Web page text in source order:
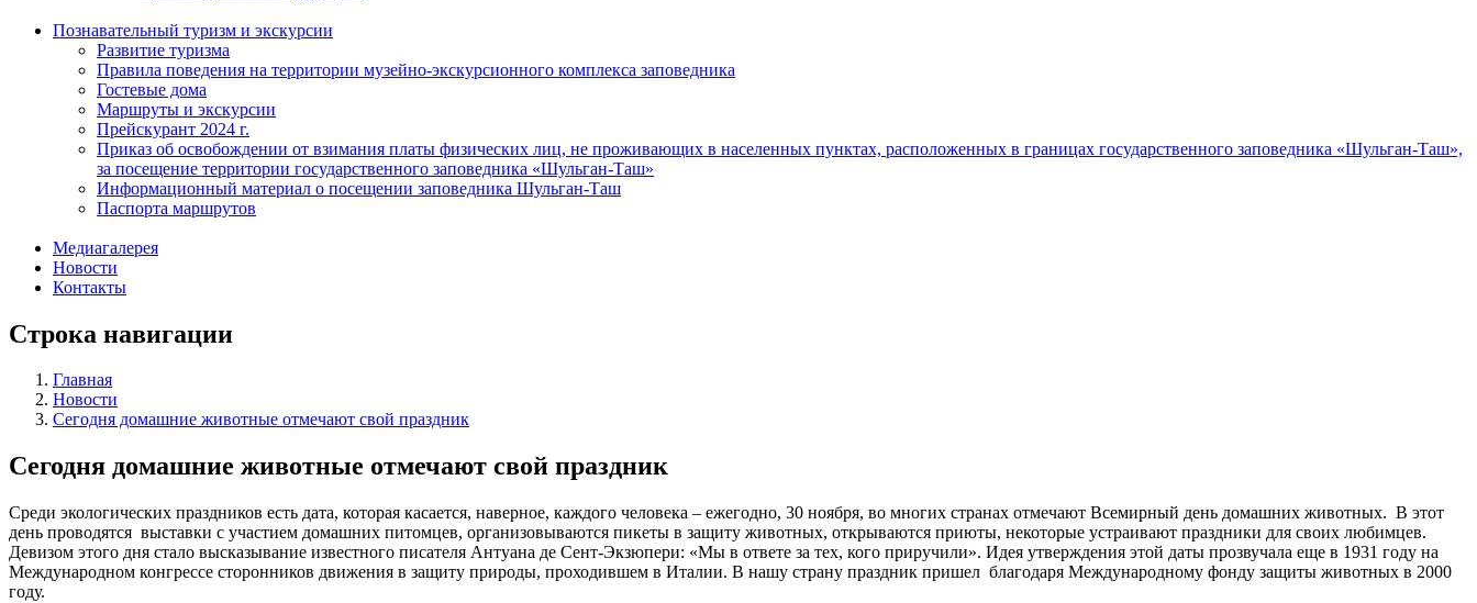
Познавательный туризм и экскурсии
Развитие туризма
Правила поведения на территории музейно-экскурсионного комплекса заповедника
Гостевые дома
Маршруты и экскурсии
Прейскурант 2024 г.
Приказ об освобождении от взимания платы физических лиц, не проживающих в населенных пунктах, расположенных в границах государственного заповедника «Шульган-Таш»,
за посещение территории государственного заповедника «Шульган-Таш»
Информационный материал о посещении заповедника Шульган-Таш
Паспорта маршрутов
Медиагалерея
Новости
Контакты
Строка навигации
Главная
Новости
Сегодня домашние животные отмечают свой праздник
Сегодня домашние животные отмечают свой праздник
Среди экологических праздников есть дата, которая касается, наверное, каждого человека – ежегодно, 30 ноября, во многих странах отмечают Всемирный день домашних животных. В этот
день проводятся выставки с участием домашних питомцев, организовываются пикеты в защиту животных, открываются приюты, некоторые устраивают праздники для своих любимцев.
Девизом этого дня стало высказывание известного писателя Антуана де Сент-Экзюпери: «Мы в ответе за тех, кого приручили». Идея утверждения этой даты прозвучала еще в 1931 году на
Международном конгрессе сторонников движения в защиту природы, проходившем в Италии. В нашу страну праздник пришел благодаря Международному фонду защиты животных в 2000
году.